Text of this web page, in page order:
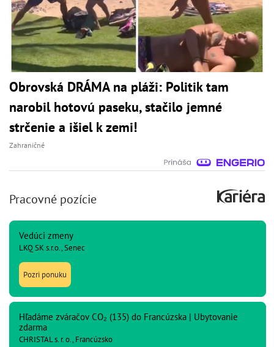
Obrovská DRÁMA na pláži: Politik tam
narobil hotovú paseku, stačilo jemné
strčenie a išiel k zemi!
Zahraničné
Pracovné pozície
Vedúci zmeny
LKQ SK s.r.o., Senec
Pozri ponuku
Hľadáme zváračov CO₂ (135) do Francúzska | Ubytovanie
zdarma
CHRISTAL s. r. o., Francúzsko